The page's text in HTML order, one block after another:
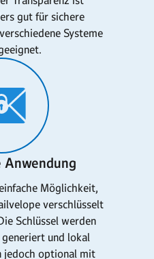
gut für sichere
Systeme
Möglichkeit,
verschlüsselt
Schlüssel werden
und lokal
jedoch optional mit